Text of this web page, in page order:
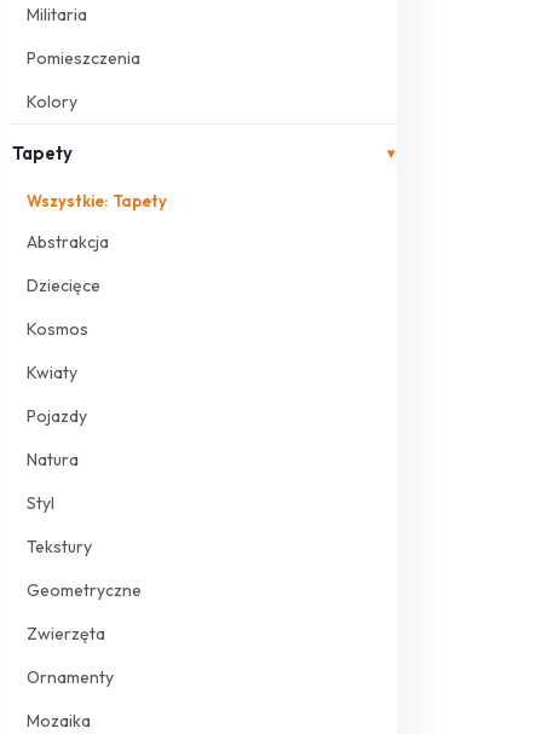
Militaria
Pomieszczenia
Kolory
Tapety ▾
Wszystkie: Tapety
Abstrakcja
Dziecięce
Kosmos
Kwiaty
Pojazdy
Natura
Styl
Tekstury
Geometryczne
Zwierzęta
Ornamenty
Mozaika